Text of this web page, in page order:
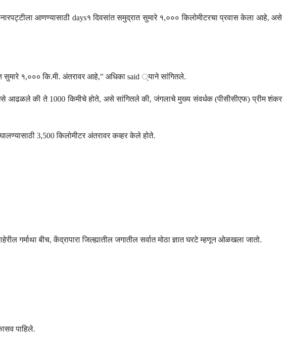
आणण्यासाठी days१ दिवसांत समुद्रात सुमारे १,००० किलोमीटरचा प्रवास केला आहे, असे
सुमारे १,००० कि.मी. अंतरावर आहे,” अधिका said ्याने सांगितले.
आढळले की ते 1000 किमीचे होते, असे सांगितले की, जंगलाचे मुख्य संवर्धक (पीसीसीएफ) प्रीम शंकर
घालण्यासाठी 3,500 किलोमीटर अंतरावर कव्हर केले होते.
गर्माथा बीच, केंद्रापारा जिल्ह्यातील जगातील सर्वात मोठा ज्ञात घरटे म्हणून ओळखला जातो.
पाहिले.